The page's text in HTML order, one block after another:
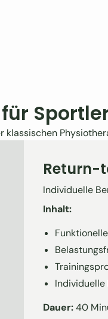
klassischen
Return-
Individuelle
Inhalt:
Individuelle
Dauer:40